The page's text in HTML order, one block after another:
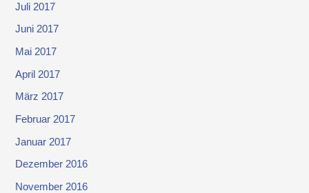
Juli 2017
Juni 2017
Mai 2017
April 2017
März 2017
Februar 2017
Januar 2017
Dezember 2016
November 2016